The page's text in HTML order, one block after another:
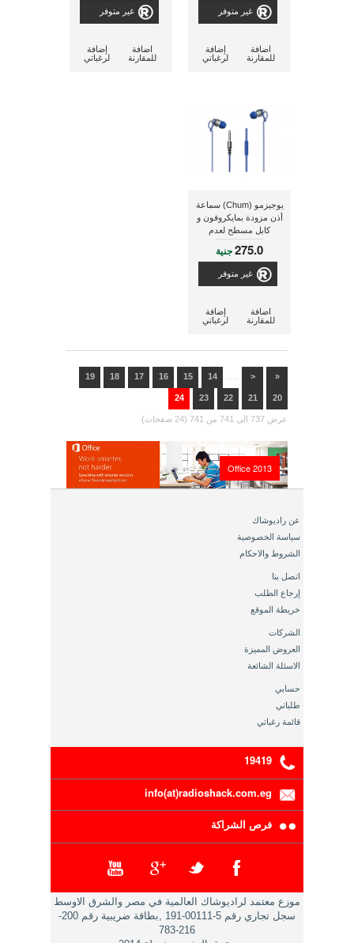
غير متوفر
إضافة
لرغباتي
اضافة
للمقارنة
غير متوفر
إضافة
لرغباتي
اضافة
للمقارنة
يوجيزمو (Chum) سماعة
أذن مزودة بمايكروفون و
كابل مسطح لعدم
التشابك
275.0جنية
غير متوفر
إضافة
لرغباتي
اضافة
للمقارنة
«
<
....
14
15
16
17
18
19
20
21
22
23
24
عرض 737 الى 741 من 741 (24 صفحات)
Office 2013
عن راديوشاك
سياسة الخصوصية
الشروط والاحكام
اتصل بنا
إرجاع الطلب
خريطة الموقع
الشركات
العروض المميزة
الاسئلة الشائعة
حسابي
طلباتي
قائمة رغباتي
19419
info(at)radioshack.com.eg
فرص الشراكة
موزع معتمد لراديوشاك العالمية في مصر والشرق الاوسط
سجل تجاري رقم 5-00111-191 ,بطاقة ضريبية رقم 200-
216-783